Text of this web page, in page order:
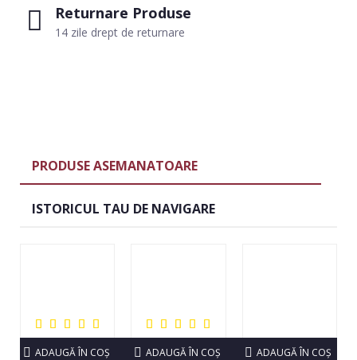
Returnare Produse
14 zile drept de returnare
PRODUSE ASEMANATOARE
ISTORICUL TAU DE NAVIGARE
ADAUGĂ ÎN COŞ ADAUGĂ ÎN COŞ ADAUGĂ ÎN COŞ